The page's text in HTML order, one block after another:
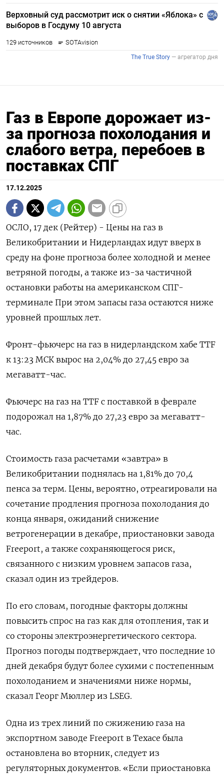
Газ в Европе дорожает из-
за прогноза похолодания и
слабого ветра, перебоев в
поставках СПГ
17.12.2025
ОСЛО, 17 дек (Рейтер) - Цены на газ в
Великобритании и Нидерландах идут вверх в
среду на фоне прогноза более холодной и менее
ветряной погоды, а также из-за частичной
остановки работы на американском СПГ-
терминале При этом запасы газа остаются ниже
уровней прошлых лет.
Фронт-фьючерс на газ в нидерландском хабе TTF
к 13:23 МСК вырос на 2,04% до 27,45 евро за
мегаватт-час.
Фьючерс на газ на TTF с поставкой в феврале
подорожал на 1,87% до 27,23 евро за мегаватт-
час.
Стоимость газа расчетами «завтра» в
Великобритании поднялась на 1,81% до 70,4
пенса за терм. Цены, вероятно, отреагировали на
сочетание продления прогноза похолодания до
конца января, ожиданий снижение
ветрогенерации в декабре, приостановки завода
Freeport, а также сохраняющегося риск,
связанного с низким уровнем запасов газа,
сказал один из трейдеров.
По его словам, погодные факторы должны
повысить спрос на газ как для отопления, так и
со стороны электроэнергетического сектора.
Прогноз погоды подтверждает, что последние 10
дней декабря будут более сухими с постепенным
похолоданием и значениями ниже нормы,
сказал Георг Мюллер из LSEG.
Одна из трех линий по сжижению газа на
экспортном заводе Freeport в Техасе была
остановлена во вторник, следует из
регуляторных документов. «Если приостановка